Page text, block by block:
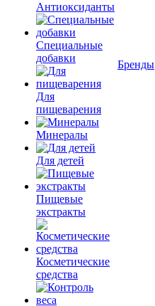
Антиоксиданты
Специальные
добавки
Для
пищеварения
Минералы
Для детей
Пищевые
экстракты
Косметические
средства
Бренды